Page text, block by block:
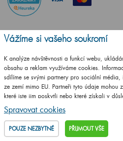
Vážíme si vašeho soukromí
K analýze návštěvnosti a funkcí webu,
obsahu a reklam využíváme cookies.
sdílíme se svými partnery pro sociální
ze zemí mimo EU. Partneři tyto údaje mohou
které jste jim poskytli nebo které získali v
služby.
Podrobné informace
Spravovat cookies
POUZE NEZBYTNÉ PŘIJMOUT VŠE